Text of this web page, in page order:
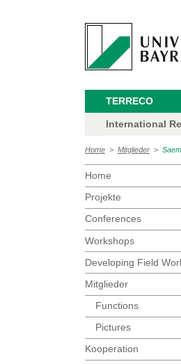
TERRECO
International
Home > Mitglieder >
Home
Projekte
Conferences
Workshops
Developing Field
Mitglieder
Functions
Pictures
Kooperation